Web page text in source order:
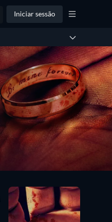
Iniciar sessão